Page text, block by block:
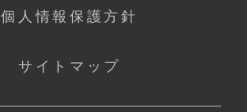
個人情報保護方針
サイトマップ